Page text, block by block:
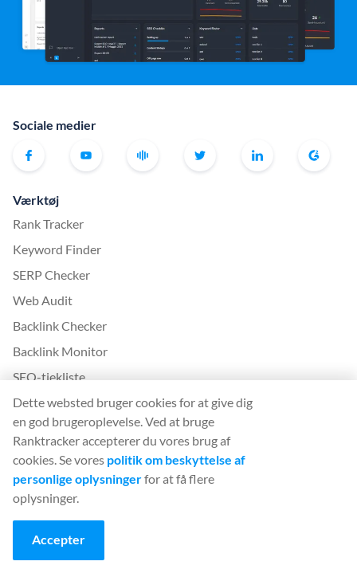
Sociale medier
Værktøj
Rank Tracker
Keyword Finder
SERP Checker
Web Audit
Backlink Checker
Backlink Monitor
SEO-tjekliste
AI Article Writer
GRATIS: SERP-simulator
Mere fra Ranktracker
White Label SaaS Backlink Service
Sådan fungerer det
Affilieret program
Dette websted bruger cookies for at give dig
en god brugeroplevelse. Ved at bruge
Ranktracker accepterer du vores brug af
cookies. Se vores politik om beskyttelse af
personlige oplysningerfor at få flere
oplysninger.
Accepter